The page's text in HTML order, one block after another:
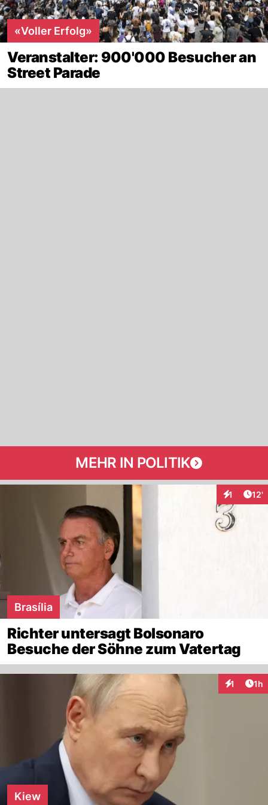
«Voller Erfolg»
Veranstalter: 900'000 Besucher an
Street Parade
MEHR IN POLITIK
1 12'
Brasília
Richter untersagt Bolsonaro
Besuche der Söhne zum Vatertag
1 1h
Kiew